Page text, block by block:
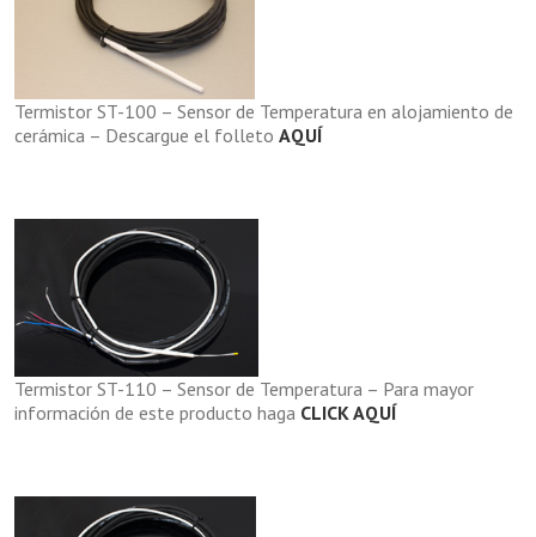
Termistor ST-100 – Sensor de Temperatura en alojamiento de
cerámica – Descargue el folleto AQUÍ
Termistor ST-110 – Sensor de Temperatura – Para mayor
información de este producto haga CLICK AQUÍ